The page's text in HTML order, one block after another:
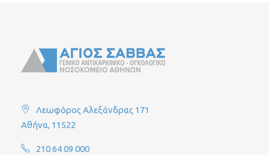
Λεωφόρος Αλεξάνδρας 171
Αθήνα, 11522
210 64 09 000